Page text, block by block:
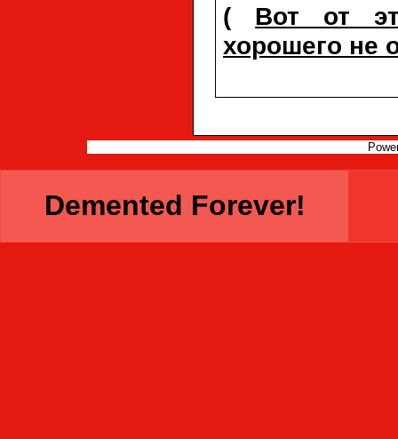
( Вот от
хорошего не
Demented Forever!